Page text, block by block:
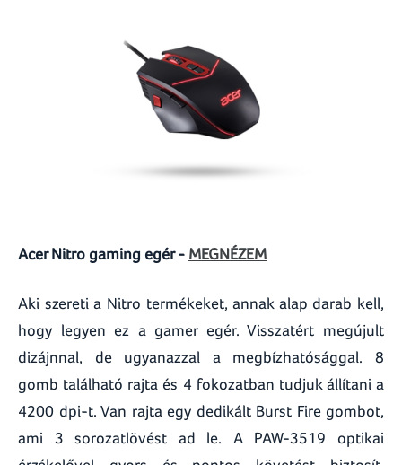
Acer Nitro gaming egér - MEGNÉZEM
Aki szereti a Nitro termékeket, annak alap darab kell,
hogy legyen ez a gamer egér. Visszatért megújult
dizájnnal, de ugyanazzal a megbízhatósággal. 8
gomb található rajta és 4 fokozatban tudjuk állítani a
4200 dpi-t. Van rajta egy dedikált Burst Fire gombot,
ami 3 sorozatlövést ad le. A PAW-3519 optikai